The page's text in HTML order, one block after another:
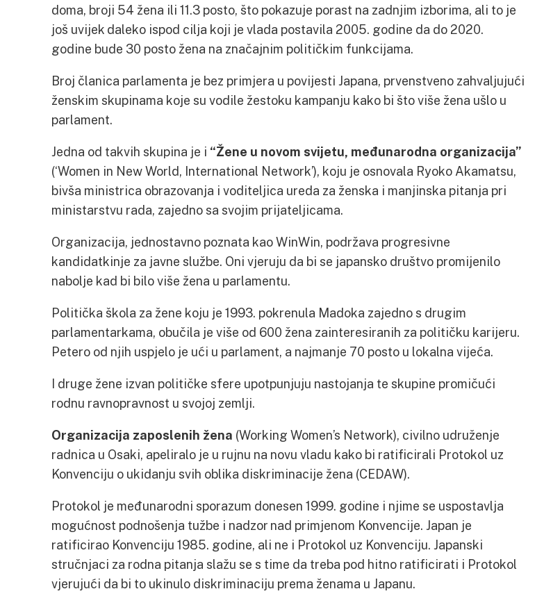
doma, broji 54 žena ili 11.3 posto, što pokazuje porast na zadnjim izborima, ali to je
još uvijek daleko ispod cilja koji je vlada postavila 2005. godine da do 2020.
godine bude 30 posto žena na značajnim političkim funkcijama.
Broj članica parlamenta je bez primjera u povijesti Japana, prvenstveno zahvaljujući
ženskim skupinama koje su vodile žestoku kampanju kako bi što više žena ušlo u
parlament.
Jedna od takvih skupina je i “Žene u novom svijetu, međunarodna organizacija”
(‘Women in New World, International Network’), koju je osnovala Ryoko Akamatsu,
bivša ministrica obrazovanja i voditeljica ureda za ženska i manjinska pitanja pri
ministarstvu rada, zajedno sa svojim prijateljicama.
Organizacija, jednostavno poznata kao WinWin, podržava progresivne
kandidatkinje za javne službe. Oni vjeruju da bi se japansko društvo promijenilo
nabolje kad bi bilo više žena u parlamentu.
Politička škola za žene koju je 1993. pokrenula Madoka zajedno s drugim
parlamentarkama, obučila je više od 600 žena zainteresiranih za političku karijeru.
Petero od njih uspjelo je ući u parlament, a najmanje 70 posto u lokalna vijeća.
I druge žene izvan političke sfere upotpunjuju nastojanja te skupine promičući
rodnu ravnopravnost u svojoj zemlji.
Organizacija zaposlenih žena (Working Women’s Network), civilno udruženje
radnica u Osaki, apeliralo je u rujnu na novu vladu kako bi ratificirali Protokol uz
Konvenciju o ukidanju svih oblika diskriminacije žena (CEDAW).
Protokol je međunarodni sporazum donesen 1999. godine i njime se uspostavlja
mogućnost podnošenja tužbe i nadzor nad primjenom Konvencije. Japan je
ratificirao Konvenciju 1985. godine, ali ne i Protokol uz Konvenciju. Japanski
stručnjaci za rodna pitanja slažu se s time da treba pod hitno ratificirati i Protokol
vjerujući da bi to ukinulo diskriminaciju prema ženama u Japanu.